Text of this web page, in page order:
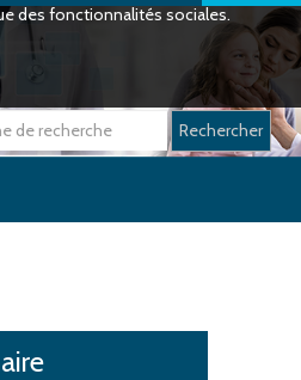
des fonctionnalités sociales.
Rechercher